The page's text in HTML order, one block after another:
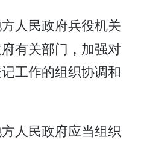
人民政府兵役机关
有关部门，加强对
工作的组织协调和
人民政府应当组织